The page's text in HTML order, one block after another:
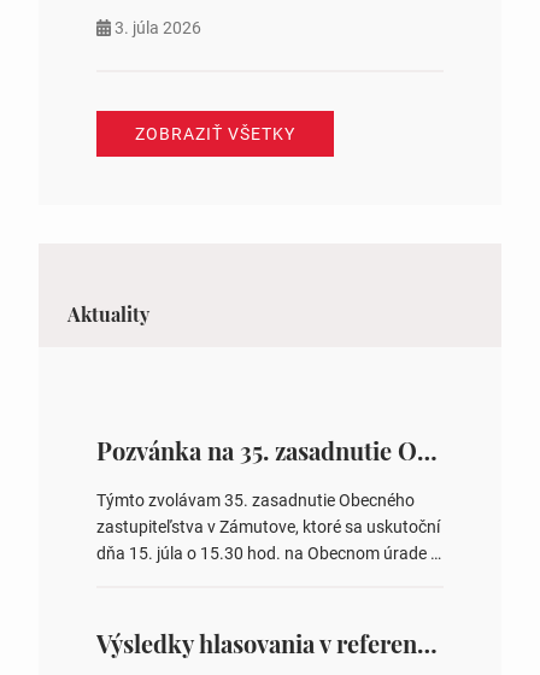
3. júla 2026
ZOBRAZIŤ VŠETKY
Aktuality
Pozvánka na 35. zasadnutie OZ v Zámutove
Týmto zvolávam 35. zasadnutie Obecného
zastupiteľstva v Zámutove, ktoré sa uskutoční
dňa 15. júla o 15.30 hod. na Obecnom úrade v
overovateľov zápisnice 3. Určenie volebných
obvodov pre voľby poslancov obecných
Výsledky hlasovania v referende 2026